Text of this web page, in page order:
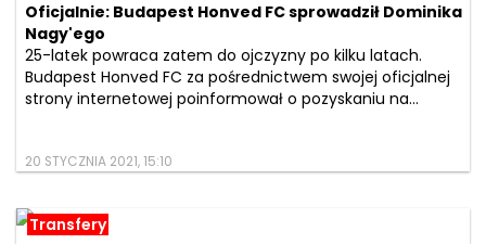
Oficjalnie: Budapest Honved FC sprowadził Dominika
Nagy'ego
25-latek powraca zatem do ojczyzny po kilku latach.
Budapest Honved FC za pośrednictwem swojej oficjalnej
strony internetowej poinformował o pozyskaniu na...
20 STYCZNIA 2021, 15:10
Transfery